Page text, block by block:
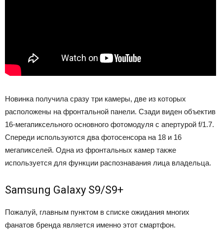
Новинка получила сразу три камеры, две из которых
расположены на фронтальной панели. Сзади виден объектив
16-мегапиксельного основного фотомодуля с апертурой f/1.7.
Спереди используются два фотосенсора на 18 и 16
мегапикселей. Одна из фронтальных камер также
используется для функции распознавания лица владельца.
Samsung Galaxy S9/S9+
Пожалуй, главным пунктом в списке ожидания многих
фанатов бренда является именно этот смартфон.